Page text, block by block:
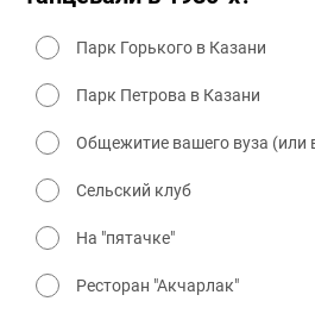
Парк Горького в Казани
Парк Петрова в Казани
Общежитие вашего вуза (или
Сельский клуб
На "пятачке"
Ресторан "Акчарлак"